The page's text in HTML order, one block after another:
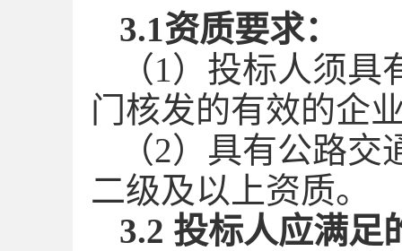
3.1资质要求：
（1）投标人须具
门核发的有效的企
（2）具有公路交
二级及以上资质。
3.2 投标人应满足